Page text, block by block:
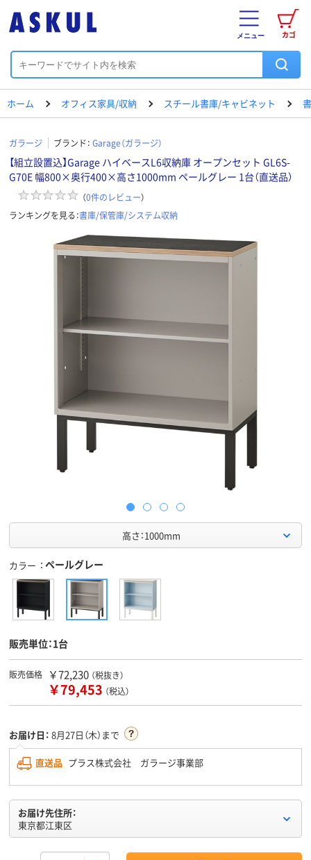
カゴ
メニュー
ホーム オフィス家具/収納 スチール書庫/キャビネット
ガラージ ブランド： Garage（ガラージ）
【組立設置込】Garage ハイベースL6収納庫 オープンセット GL6S-
G70E 幅800×奥行400×高さ1000mm ペールグレー 1台（直送品）
（0件のレビュー）
ランキングを見る：書庫/保管庫/システム収納
高さ：1000mm
カラー ペールグレー
販売単位：1台
販売価格 ￥72,230 （税抜き）
￥79,453 （税込）
お届け日： 8月27日（木）まで
直送品 プラス株式会社 ガラージ事業部
お届け先住所：
東京都江東区